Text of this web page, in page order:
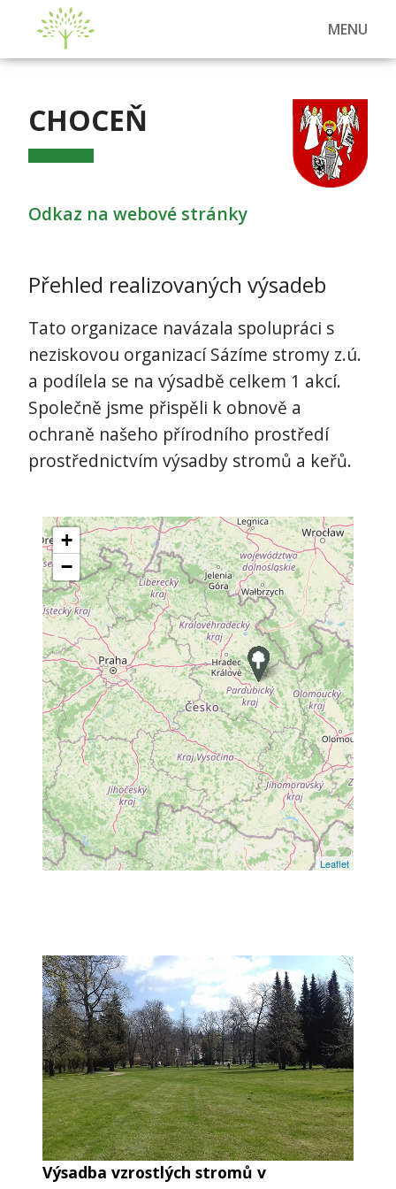
MENU
CHOCEŇ
Odkaz na webové stránky
Přehled realizovaných výsadeb
Tato organizace navázala spolupráci s
neziskovou organizací Sázíme stromy z.ú.
a podílela se na výsadbě celkem 1 akcí.
Společně jsme přispěli k obnově a
ochraně našeho přírodního prostředí
prostřednictvím výsadby stromů a keřů.
+
−
Leaflet
Výsadba vzrostlých stromů v